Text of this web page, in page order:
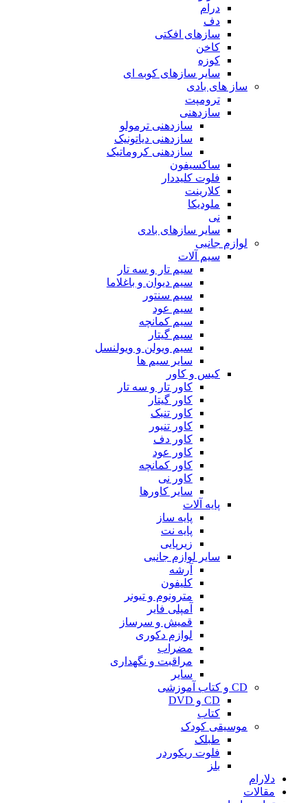
درام
دف
سازهای افکتی
کاخن
کوزه
سایر سازهای کوبه ای
ساز های بادی
ترومپت
سازدهنی
سازدهنی ترمولو
سازدهنی دیاتونیک
سازدهنی کروماتیک
ساکسیفون
فلوت کلیددار
کلارینت
ملودیکا
نی
سایر سازهای بادی
لوازم جانبی
سیم آلات
سیم تار و سه تار
سیم دیوان و باغلاما
سیم سنتور
سیم عود
سیم کمانچه
سیم گیتار
سیم ویولن و ویولنسل
سایر سیم ها
کیس و کاور
کاور تار و سه تار
کاور گیتار
کاور تنبک
کاور تنبور
کاور دف
کاور عود
کاور کمانچه
کاور نی
سایر کاورها
پایه آلات
پایه ساز
پایه نت
زیرپایی
سایر لوازم جانبی
آرشه
کلیفون
مترونوم و تیونر
آمپلی فایر
قمیش و سرساز
لوازم دکوری
مضراب
مراقبت و نگهداری
سایر
CD و کتاب آموزشی
CD و DVD
کتاب
موسیقی کودک
طبلک
فلوت ریکوردر
بلز
دلارام
مقالات